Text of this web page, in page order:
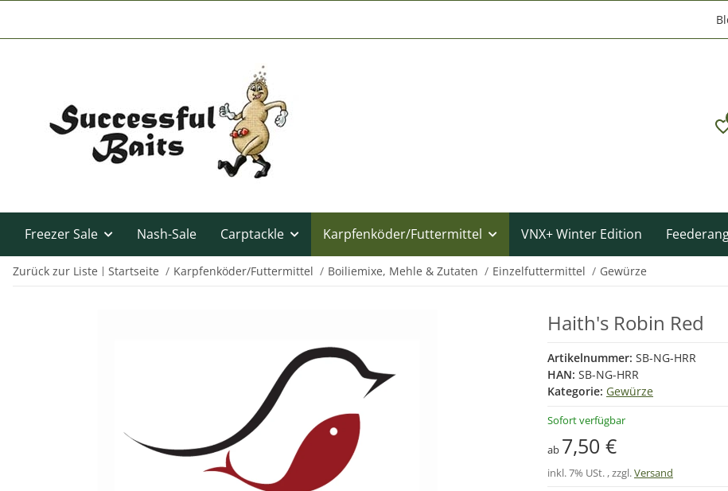
Freezer Sale Nash-Sale Carptackle Karpfenköder/Futtermittel VNX+ Winter Edition
Zurück zur Liste Startseite Karpfenköder/Futtermittel Boiliemixe, Mehle & Zutaten Einzelfuttermittel Gewürze
Haith's Robin Red
Artikelnummer: SB-NG-HRR
HAN: SB-NG-HRR
Kategorie: Gewürze
Sofort verfügbar
ab 7,50 €
inkl. 7% USt. , zzgl.Versand